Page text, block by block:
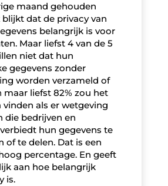
maand gehouden
dat de privacy van
belangrijk is voor
Maar liefst 4 van de 5
niet dat hun
gegevens zonder
worden verzameld of
maar liefst 82% zou het
vinden als er wetgeving
die bedrijven en
hun gegevens te
of te delen. Dat is een
percentage. En geeft
aan hoe belangrijk
is.